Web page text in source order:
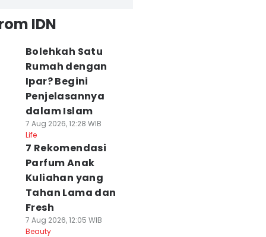
IDN
Bolehkah Satu
Rumah dengan
Ipar? Begini
Penjelasannya
dalam Islam
7 Aug 2026, 12:28 WIB
Life
7 Rekomendasi
Parfum Anak
Kuliahan yang
Tahan Lama dan
Fresh
7 Aug 2026, 12:05 WIB
Beauty